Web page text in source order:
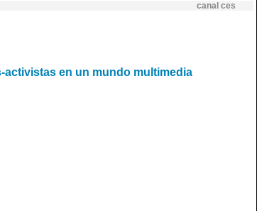
canal ces
activistas en un mundo multimedia